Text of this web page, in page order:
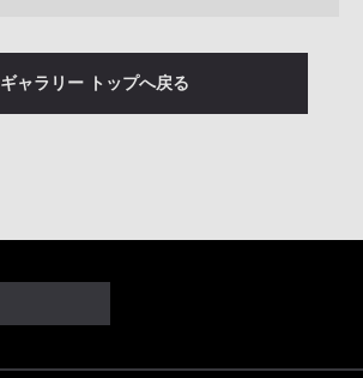
ギャラリー トップへ戻る